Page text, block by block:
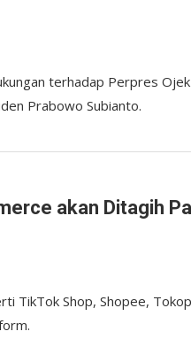
terhadap Perpres Ojek
Prabowo Subianto.
akan Ditagih
TikTok Shop, Shopee,